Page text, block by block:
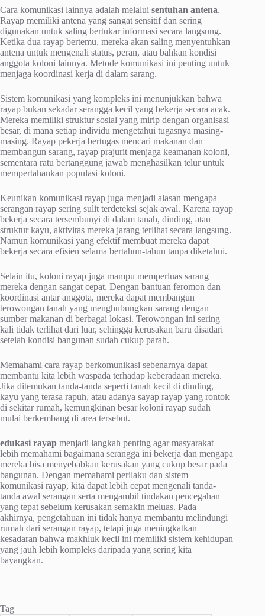
Cara komunikasi lainnya adalah melalui sentuhan antena.
Rayap memiliki antena yang sangat sensitif dan sering
digunakan untuk saling bertukar informasi secara langsung.
Ketika dua rayap bertemu, mereka akan saling menyentuhkan
antena untuk mengenali status, peran, atau bahkan kondisi
anggota koloni lainnya. Metode komunikasi ini penting untuk
menjaga koordinasi kerja di dalam sarang.
Sistem komunikasi yang kompleks ini menunjukkan bahwa
rayap bukan sekadar serangga kecil yang bekerja secara acak.
Mereka memiliki struktur sosial yang mirip dengan organisasi
besar, di mana setiap individu mengetahui tugasnya masing-
masing. Rayap pekerja bertugas mencari makanan dan
membangun sarang, rayap prajurit menjaga keamanan koloni,
sementara ratu bertanggung jawab menghasilkan telur untuk
mempertahankan populasi koloni.
Keunikan komunikasi rayap juga menjadi alasan mengapa
serangan rayap sering sulit terdeteksi sejak awal. Karena rayap
bekerja secara tersembunyi di dalam tanah, dinding, atau
struktur kayu, aktivitas mereka jarang terlihat secara langsung.
Namun komunikasi yang efektif membuat mereka dapat
bekerja secara efisien selama bertahun-tahun tanpa diketahui.
Selain itu, koloni rayap juga mampu memperluas sarang
mereka dengan sangat cepat. Dengan bantuan feromon dan
koordinasi antar anggota, mereka dapat membangun
terowongan tanah yang menghubungkan sarang dengan
sumber makanan di berbagai lokasi. Terowongan ini sering
kali tidak terlihat dari luar, sehingga kerusakan baru disadari
setelah kondisi bangunan sudah cukup parah.
Memahami cara rayap berkomunikasi sebenarnya dapat
membantu kita lebih waspada terhadap keberadaan mereka.
Jika ditemukan tanda-tanda seperti tanah kecil di dinding,
kayu yang terasa rapuh, atau adanya sayap rayap yang rontok
di sekitar rumah, kemungkinan besar koloni rayap sudah
mulai berkembang di area tersebut.
edukasi rayap menjadi langkah penting agar masyarakat
lebih memahami bagaimana serangga ini bekerja dan mengapa
mereka bisa menyebabkan kerusakan yang cukup besar pada
bangunan. Dengan memahami perilaku dan sistem
komunikasi rayap, kita dapat lebih cepat mengenali tanda-
tanda awal serangan serta mengambil tindakan pencegahan
yang tepat sebelum kerusakan semakin meluas. Pada
akhirnya, pengetahuan ini tidak hanya membantu melindungi
rumah dari serangan rayap, tetapi juga meningkatkan
kesadaran bahwa makhluk kecil ini memiliki sistem kehidupan
yang jauh lebih kompleks daripada yang sering kita
bayangkan.
Tag